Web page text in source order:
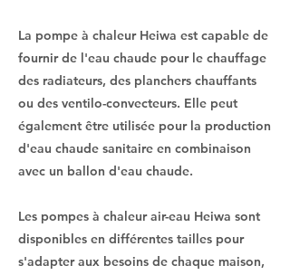
La pompe à chaleur Heiwa est capable de
fournir de l'eau chaude pour le chauffage
des radiateurs, des planchers chauffants
ou des ventilo-convecteurs. Elle peut
également être utilisée pour la production
d'eau chaude sanitaire en combinaison
avec un ballon d'eau chaude.
Les pompes à chaleur air-eau Heiwa sont
disponibles en différentes tailles pour
s'adapter aux besoins de chaque maison,